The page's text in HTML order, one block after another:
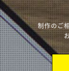
制作のご